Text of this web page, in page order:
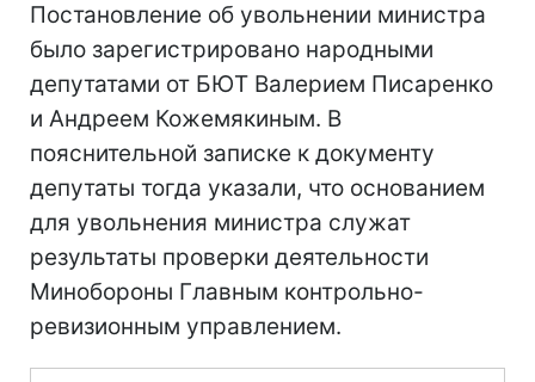
Постановление об увольнении министра
было зарегистрировано народными
депутатами от БЮТ Валерием Писаренко
и Андреем Кожемякиным. В
пояснительной записке к документу
депутаты тогда указали, что основанием
для увольнения министра служат
результаты проверки деятельности
Минобороны Главным контрольно-
ревизионным управлением.